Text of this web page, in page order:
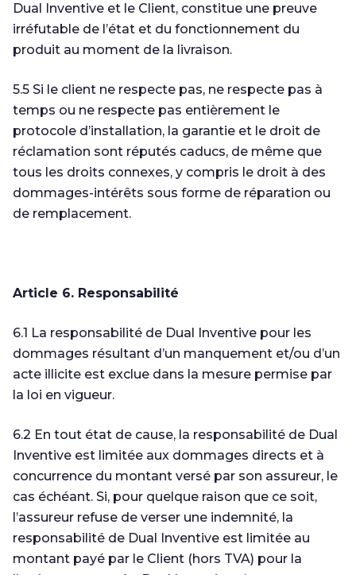
Dual Inventive et le Client, constitue une preuve
irréfutable de l’état et du fonctionnement du
produit au moment de la livraison.
5.5 Si le client ne respecte pas, ne respecte pas à
temps ou ne respecte pas entièrement le
protocole d’installation, la garantie et le droit de
réclamation sont réputés caducs, de même que
tous les droits connexes, y compris le droit à des
dommages-intérêts sous forme de réparation ou
de remplacement.
Article 6. Responsabilité
6.1 La responsabilité de Dual Inventive pour les
dommages résultant d’un manquement et/ou d’un
acte illicite est exclue dans la mesure permise par
la loi en vigueur.
6.2 En tout état de cause, la responsabilité de Dual
Inventive est limitée aux dommages directs et à
concurrence du montant versé par son assureur, le
cas échéant. Si, pour quelque raison que ce soit,
l’assureur refuse de verser une indemnité, la
responsabilité de Dual Inventive est limitée au
montant payé par le Client (hors TVA) pour la